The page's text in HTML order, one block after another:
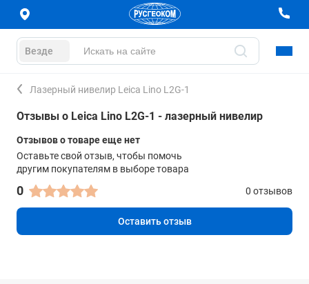
Везде
Лазерный нивелир Leica Lino L2G-1
Отзывы о Leica Lino L2G-1 - лазерный нивелир
Отзывов о товаре еще нет
Оставьте свой отзыв, чтобы помочь
другим покупателям в выборе товара
0 0 отзывов
Оставить отзыв